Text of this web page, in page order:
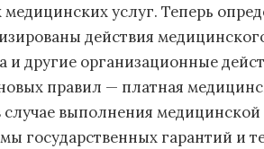
услуг. Теперь
действия
и другие организационные
правил — платная
случае выполнения
государственных гарантий и